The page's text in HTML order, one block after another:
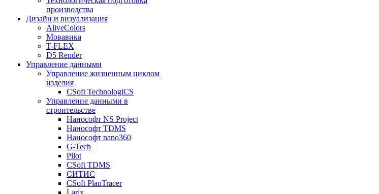
производства
Дизайн и визуализация
AliveColors
Мовавика
T-FLEX
D5 Render
Управление данными
Управление жизненным циклом
изделия
CSoft TechnologiCS
Управление данными в
строительстве
Нанософт NS Project
Нанософт TDMS
Нанософт nano360
G-Tech
Pilot
CSoft TDMS
СИТИС
CSoft PlanTracer
Larix